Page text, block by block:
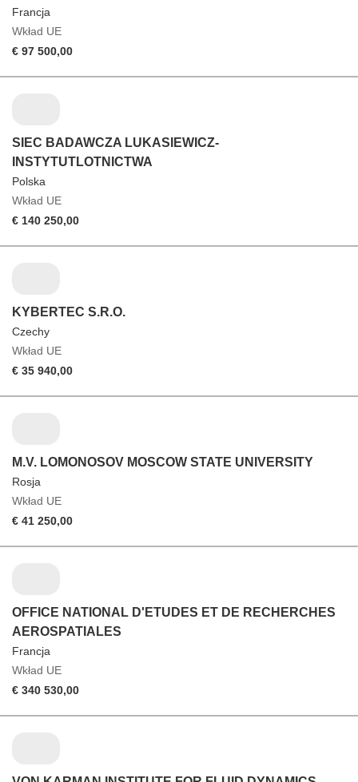
Francja
Wkład UE
€ 97 500,00
SIEC BADAWCZA LUKASIEWICZ-
INSTYTUTLOTNICTWA
Polska
Wkład UE
€ 140 250,00
KYBERTEC S.R.O.
Czechy
Wkład UE
€ 35 940,00
M.V. LOMONOSOV MOSCOW STATE UNIVERSITY
Rosja
Wkład UE
€ 41 250,00
OFFICE NATIONAL D'ETUDES ET DE RECHERCHES
AEROSPATIALES
Francja
Wkład UE
€ 340 530,00